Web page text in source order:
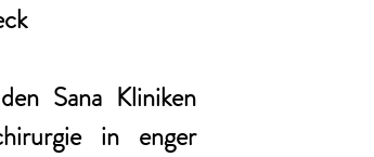
Sana Kliniken
in enger